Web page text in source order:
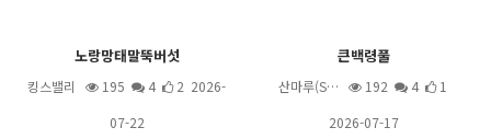
노랑망태말뚝버섯
킹스밸리 195 4
2 2026-
07-22
큰백령풀
산마루(S… 192 4
1
2026-07-17